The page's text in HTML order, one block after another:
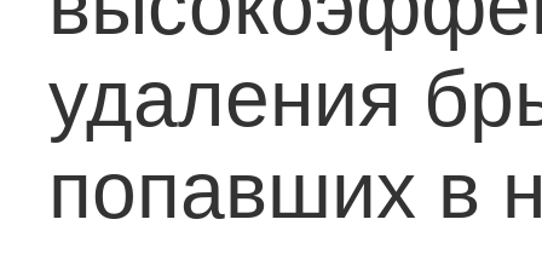
удаления
попавших в